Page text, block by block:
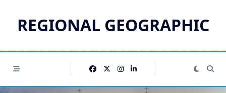
contenidoREGIONAL GEOGRAPHIC